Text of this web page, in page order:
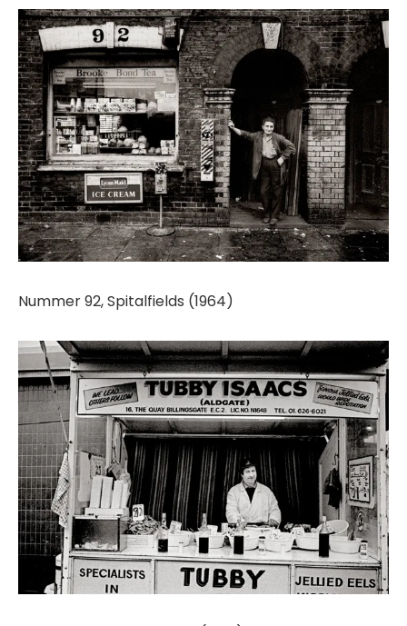
Nummer 92, Spitalfields (1964)